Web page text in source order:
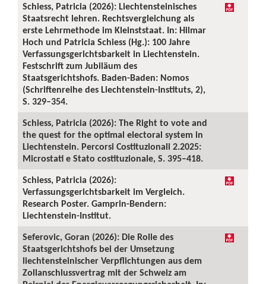
Schiess, Patricia (2026): Liechtensteinisches
Staatsrecht lehren. Rechtsvergleichung als
erste Lehrmethode im Kleinststaat. In: Hilmar
Hoch und Patricia Schiess (Hg.): 100 Jahre
Verfassungsgerichtsbarkeit in Liechtenstein.
Festschrift zum Jubiläum des
Staatsgerichtshofs. Baden-Baden: Nomos
(Schriftenreihe des Liechtenstein-Instituts, 2),
S. 329–354.
Schiess, Patricia (2026): The Right to vote and
the quest for the optimal electoral system in
Liechtenstein. Percorsi Costituzionali 2.2025:
Microstati e Stato costituzionale, S. 395–418.
Schiess, Patricia (2026):
Verfassungsgerichtsbarkeit im Vergleich.
Research Poster. Gamprin-Bendern:
Liechtenstein-Institut.
Seferovic, Goran (2026): Die Rolle des
Staatsgerichtshofs bei der Umsetzung
liechtensteinischer Verpflichtungen aus dem
Zollanschlussvertrag mit der Schweiz am